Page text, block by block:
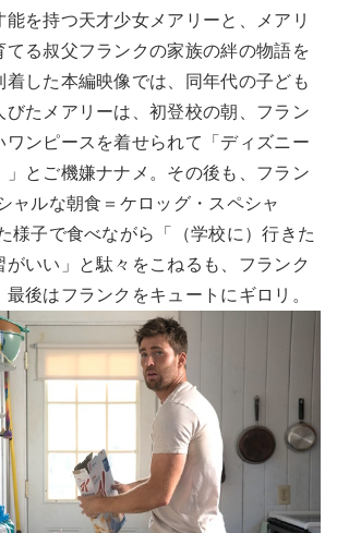
能を持つ天才少女メアリーと、メアリ
てる叔父フランクの家族の絆の物語を
着した本編映像では、同年代の子ども
びたメアリーは、初登校の朝、フラン
ワンピースを着せられて「ディズニー
」とご機嫌ナナメ。その後も、フラン
ャルな朝食＝ケロッグ・スペシャ
様子で食べながら「（学校に）行きた
がいい」と駄々をこねるも、フランク
後はフランクをキュートにギロリ。